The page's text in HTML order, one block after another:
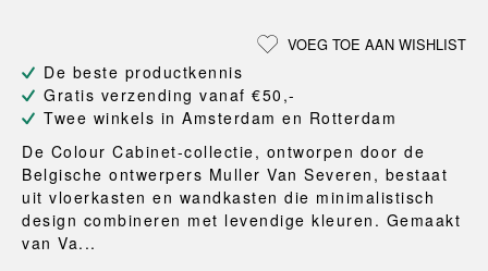
VOEG TOE AAN WISHLIST
De beste productkennis
Gratis verzending vanaf €50,-
Twee winkels in Amsterdam en Rotterdam
De Colour Cabinet-collectie, ontworpen door de
Belgische ontwerpers Muller Van Severen, bestaat
uit vloerkasten en wandkasten die minimalistisch
design combineren met levendige kleuren. Gemaakt
van Va...